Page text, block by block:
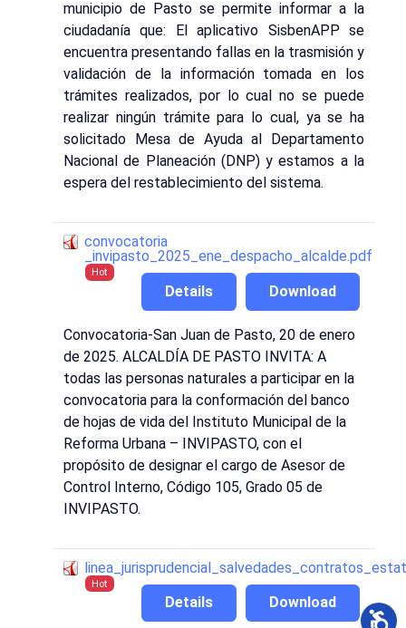
municipio de Pasto se permite informar a la
ciudadanía que: El aplicativo SisbenAPP se
encuentra presentando fallas en la trasmisión y
validación de la información tomada en los
trámites realizados, por lo cual no se puede
realizar ningún trámite para lo cual, ya se ha
solicitado Mesa de Ayuda al Departamento
Nacional de Planeación (DNP) y estamos a la
espera del restablecimiento del sistema.
convocatoria
_invipasto_2025_ene_despacho_alcalde.pdf
Hot
Download
Details
Convocatoria-San Juan de Pasto, 20 de enero
de 2025. ALCALDÍA DE PASTO INVITA: A
todas las personas naturales a participar en la
convocatoria para la conformación del banco
de hojas de vida del Instituto Municipal de la
Reforma Urbana – INVIPASTO, con el
propósito de designar el cargo de Asesor de
Control Interno, Código 105, Grado 05 de
INVIPASTO.
Hot
Download
Details